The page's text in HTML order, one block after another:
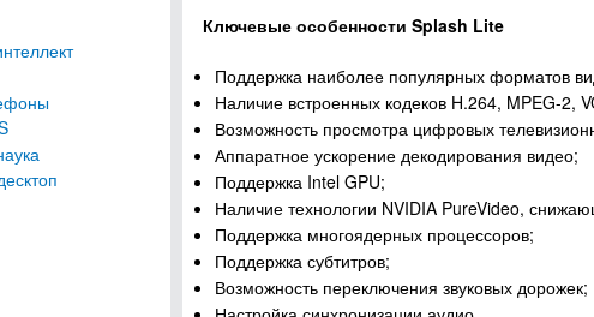
Ключевые особенности Splash Lite
Поддержка наиболее популярных форматов
Наличие встроенных кодеков H.264, MPEG-2,
Возможность просмотра цифровых
Аппаратное ускорение декодирования видео;
Поддержка Intel GPU;
Наличие технологии NVIDIA PureVideo,
Поддержка многоядерных процессоров;
Поддержка субтитров;
Возможность переключения звуковых дорожек;